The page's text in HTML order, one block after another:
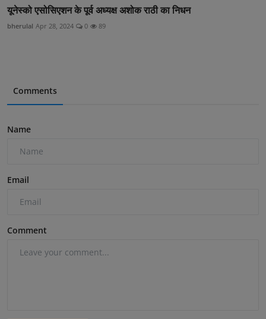
यूनेस्को एसोसिएशन के पूर्व अध्यक्ष अशोक राठी का निधन
bherulal Apr 28, 2024 0 89
Comments
Name
Email
Comment